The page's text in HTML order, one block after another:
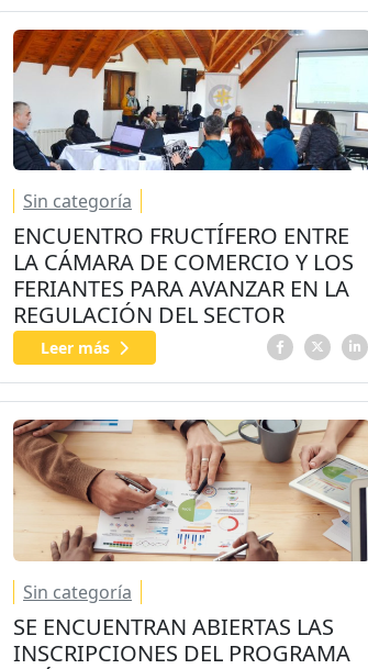
Sin categoría
ENCUENTRO FRUCTÍFERO ENTRE
LA CÁMARA DE COMERCIO Y LOS
FERIANTES PARA AVANZAR EN LA
REGULACIÓN DEL SECTOR
Leer más
Sin categoría
SE ENCUENTRAN ABIERTAS LAS
INSCRIPCIONES DEL PROGRAMA